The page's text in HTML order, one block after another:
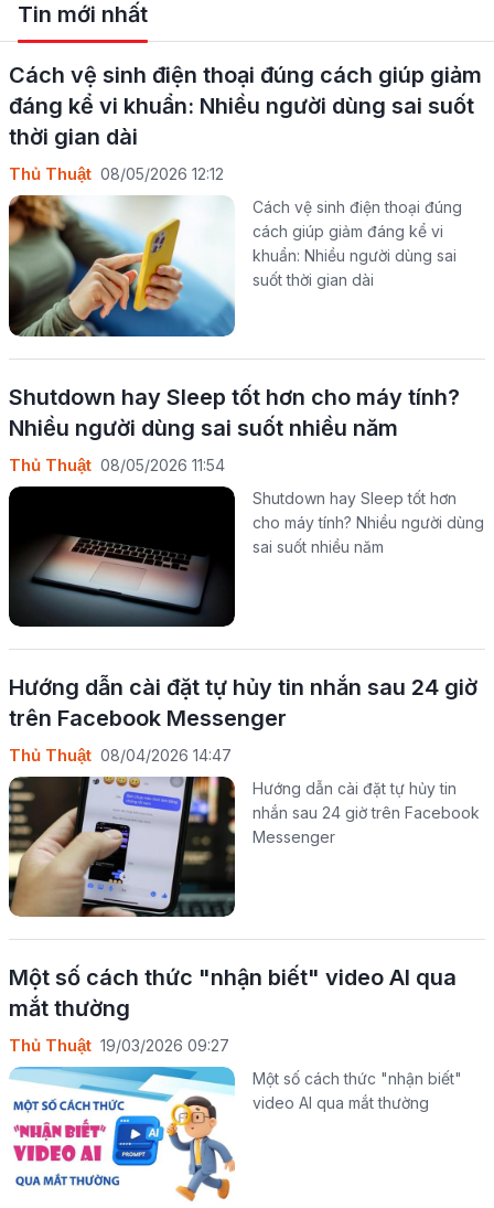
Tin mới nhất
Cách vệ sinh điện thoại đúng cách giúp giảm
đáng kể vi khuẩn: Nhiều người dùng sai suốt
thời gian dài
Thủ Thuật 08/05/2026 12:12
Cách vệ sinh điện thoại đúng
cách giúp giảm đáng kể vi
khuẩn: Nhiều người dùng sai
suốt thời gian dài
Shutdown hay Sleep tốt hơn cho máy tính?
Nhiều người dùng sai suốt nhiều năm
Thủ Thuật 08/05/2026 11:54
Shutdown hay Sleep tốt hơn
cho máy tính? Nhiều người dùng
sai suốt nhiều năm
Hướng dẫn cài đặt tự hủy tin nhắn sau 24 giờ
trên Facebook Messenger
Thủ Thuật 08/04/2026 14:47
Hướng dẫn cài đặt tự hủy tin
nhắn sau 24 giờ trên Facebook
Messenger
Một số cách thức "nhận biết" video AI qua
mắt thường
Thủ Thuật 19/03/2026 09:27
Một số cách thức "nhận biết"
video AI qua mắt thường